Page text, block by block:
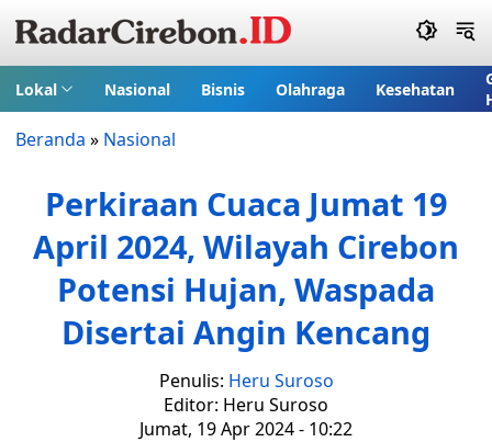
Lokal Nasional Bisnis Olahraga Kesehatan
Beranda » Nasional
Perkiraan Cuaca Jumat 19
April 2024, Wilayah Cirebon
Potensi Hujan, Waspada
Disertai Angin Kencang
Penulis: Heru Suroso
Editor: Heru Suroso
Jumat, 19 Apr 2024 - 10:22